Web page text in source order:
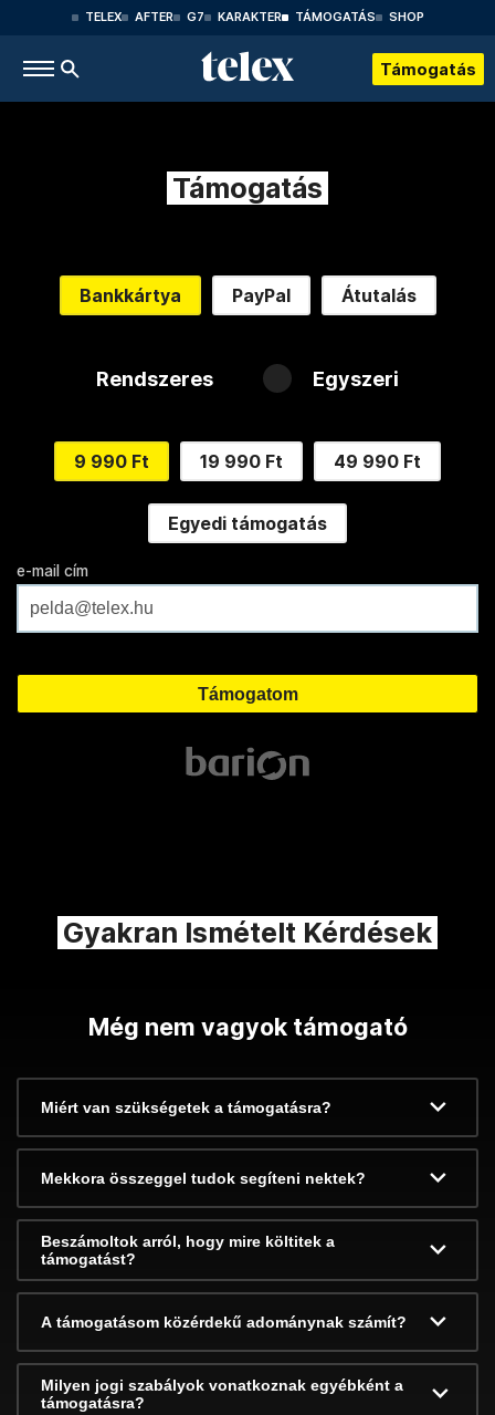
TELEX AFTER G7 KARAKTER TÁMOGATÁS SHOP
Támogatás
Támogatás
Bankkártya PayPal Átutalás
Rendszeres Egyszeri
9 990 Ft 19 990 Ft 49 990 Ft
Egyedi támogatás
e-mail cím
Gyakran Ismételt Kérdések
Még nem vagyok támogató
Miért van szükségetek a támogatásra?
Mekkora összeggel tudok segíteni nektek?
Beszámoltok arról, hogy mire költitek a
támogatást?
A támogatásom közérdekű adománynak számít?
Milyen jogi szabályok vonatkoznak egyébként a
támogatásra?